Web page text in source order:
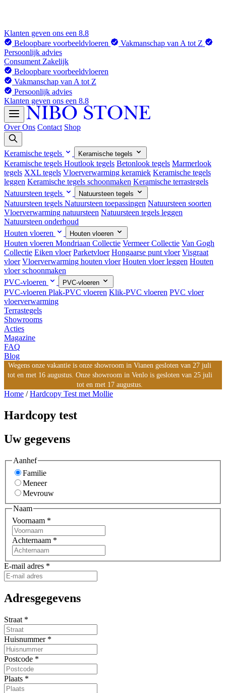
Klanten geven ons een 8.8
Beloopbare voorbeeldvloeren
Vakmanschap van A tot Z
Persoonlijk advies
Consument Zakelijk
Beloopbare voorbeeldvloeren
Vakmanschap van A tot Z
Persoonlijk advies
Klanten geven ons een 8.8
Over Ons Contact Shop
Keramische tegels Keramische tegels
Keramische tegels Houtlook tegels Betonlook tegels Marmerlook
tegels XXL tegels Vloerverwarming keramiek Keramische tegels
leggen Keramische tegels schoonmaken Keramische terrastegels
Natuursteen tegels
Natuursteen tegels
Natuursteen tegels Natuursteen toepassingen Natuursteen soorten
Vloerverwarming natuursteen Natuursteen tegels leggen
Natuursteen onderhoud
Houten vloeren
Houten vloeren
Houten vloeren Mondriaan Collectie Vermeer Collectie Van Gogh
Collectie Eiken vloer Parketvloer Hongaarse punt vloer Visgraat
vloer Vloerverwarming houten vloer Houten vloer leggen Houten
vloer schoonmaken
PVC-vloeren
PVC-vloeren
PVC-vloeren Plak-PVC vloeren Klik-PVC vloeren PVC vloer
vloerverwarming
Terrastegels
Showrooms
Acties
Magazine
FAQ
Blog
Wegens onze vakantie is onze showroom in Vianen gesloten van 27 juli
tot en met 16 augustus. Onze showroom in Venlo is gesloten van 25 juli
tot en met 17 augustus.
Home /Hardcopy Test met Mollie
Hardcopy test
Uw gegevens
Aanhef
Familie
Meneer
Mevrouw
Naam
Voornaam *
Achternaam *
E-mail adres *
Adresgegevens
Straat *
Huisnummer *
Postcode *
Plaats *